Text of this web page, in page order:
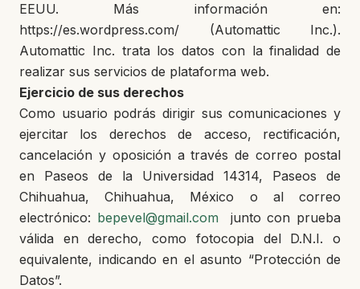
EEUU. Más información en:
https://es.wordpress.com/ (Automattic Inc.).
Automattic Inc. trata los datos con la finalidad de
realizar sus servicios de plataforma web.
Ejercicio de sus derechos
Como usuario podrás dirigir sus comunicaciones y
ejercitar los derechos de acceso, rectificación,
cancelación y oposición a través de correo postal
en Paseos de la Universidad 14314, Paseos de
Chihuahua, Chihuahua, México o al correo
electrónico: bepevel@gmail.com junto con prueba
válida en derecho, como fotocopia del D.N.I. o
equivalente, indicando en el asunto “Protección de
Datos”.